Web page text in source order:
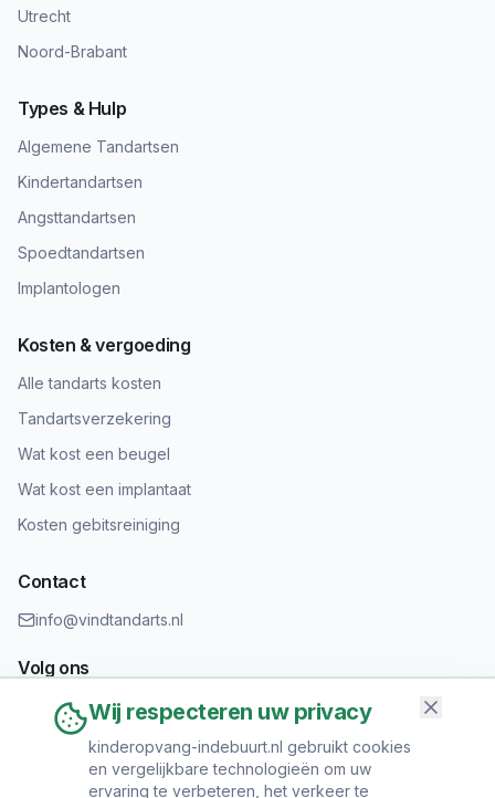
Utrecht
Noord-Brabant
Types & Hulp
Algemene Tandartsen
Kindertandartsen
Angsttandartsen
Spoedtandartsen
Implantologen
Kosten & vergoeding
Alle tandarts kosten
Tandartsverzekering
Wat kost een beugel
Wat kost een implantaat
Kosten gebitsreiniging
Contact
info@vindtandarts.nl
Volg ons
Informatie toevoegen?
Wij respecteren uw privacy
kinderopvang-indebuurt.nl gebruikt cookies
en vergelijkbare technologieën om uw
ervaring te verbeteren, het verkeer te